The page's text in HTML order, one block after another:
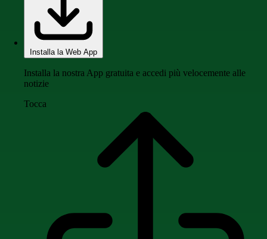
Installa la Web App
Installa la nostra App gratuita e accedi più velocemente alle
notizie
Tocca